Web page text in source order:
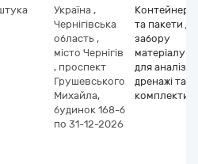
Україна ,
Чернігівська
область ,
місто Чернігів
, проспект
Грушевського
Михайла,
будинок 168-б
по 31-12-2026
Контейнери
та пакети
забору
матеріалу
для аналізів,
дренажі та
комплекти